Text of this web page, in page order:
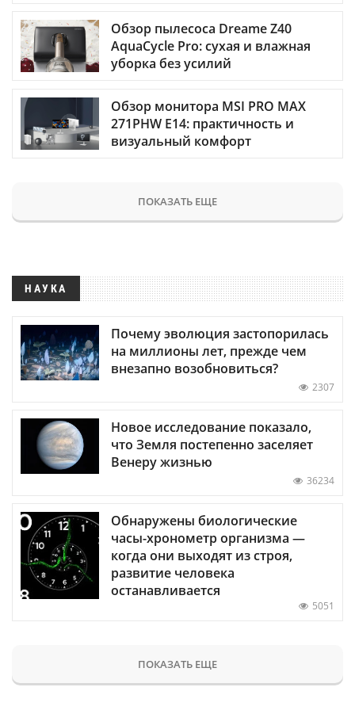
Обзор пылесоса Dreame Z40
AquaCycle Pro: сухая и влажная
уборка без усилий
Обзор монитора MSI PRO MAX
271PHW E14: практичность и
визуальный комфорт
ПОКАЗАТЬ ЕЩЕ
НАУКА
Почему эволюция застопорилась
на миллионы лет, прежде чем
внезапно возобновиться?
2307
Новое исследование показало,
что Земля постепенно заселяет
Венеру жизнью
36234
Обнаружены биологические
часы-хронометр организма —
когда они выходят из строя,
развитие человека
останавливается
5051
ПОКАЗАТЬ ЕЩЕ